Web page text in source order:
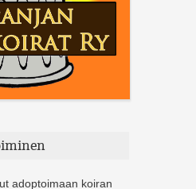
adoptoimaan koiran